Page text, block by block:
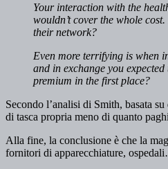
Your interaction with the
wouldn’t cover the whole
their network?
Even more terrifying is when
and in exchange you
premium in the first place?
Secondo l’analisi di Smith, basata
di tasca propria meno di quanto
Alla fine, la conclusione è che la
fornitori di apparecchiature,